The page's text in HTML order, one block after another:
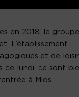
en 2018, le groupe
L’établissement
et de
ce lundi, ce sont
à Mios.